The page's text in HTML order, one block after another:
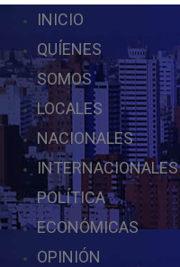
INICIO
QUÍENES
SOMOS
LOCALES
NACIONALES
INTERNACIONALES
POLÍTICA
ECONÓMICAS
OPINIÓN